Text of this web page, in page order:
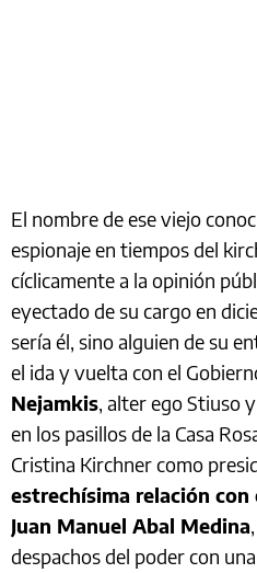
El nombre de ese viejo
espionaje en tiempos del
cíclicamente a la opinión
eyectado de su cargo en
sería él, sino alguien de su
el ida y vuelta con el
Nejamkis, alter ego Stiuso
en los pasillos de la Casa
Cristina Kirchner como
estrechísima relación
Juan Manuel Abal Medina
despachos del poder con